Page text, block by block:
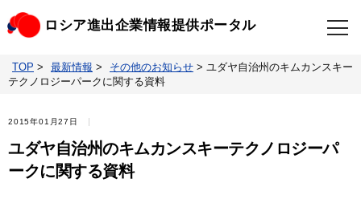
ロシア進出企業情報提供ポータル
TOP
ビジネスニュースクリップ
ロシア情報データベース
TOP > 最新情報 > その他のお知らせ > ユダヤ自治州のキムカンスキー
テクノロジーパークに関する資料
2015年01月27日
ユダヤ自治州のキムカンスキーテクノロジーパ
ークに関する資料